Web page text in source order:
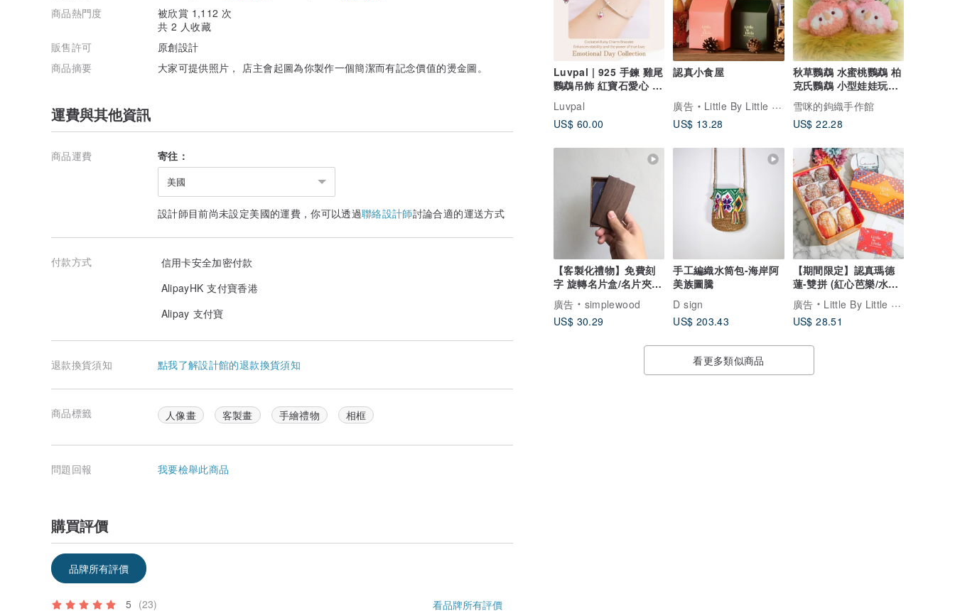
Luvpal | 925 手鍊 雞尾
鸚鵡吊飾 紅寶石愛心 |
Emotional Day - Love
Luvpal
US$ 60.00
認真小食屋
廣告
Little By Little 精緻樂食
US$ 13.28
秋草鸚鵡 水蜜桃鸚鵡 柏
克氏鸚鵡 小型娃娃玩偶
&圓圓體型 寵物鳥
雪咪的鉤織手作館
US$ 22.28
【客製化禮物】免費刻
字 旋轉名片盒/名片夾/
卡夾 胡桃木 似顏繪
廣告
simplewood
US$ 30.29
手工編織水筒包-海岸阿
美族圖騰
D sign
US$ 203.43
【期間限定】認真瑪德
蓮-雙拼 (紅心芭樂/水蜜
桃) - 8入
廣告
Little By Little 精緻樂食
US$ 28.51
看更多類似商品
商品熱門度
被欣賞 1,112 次
共 2 人收藏
販售許可
原創設計
商品摘要
大家可提供照片， 店主會起圖為你製作一個簡潔而有記念價值的燙金圖。
運費與其他資訊
商品運費 寄往：
美國
設計師目前尚未設定美國的運費，你可以透過聯絡設計師討論合適的運送方式
付款方式
信用卡安全加密付款
AlipayHK 支付寶香港
Alipay 支付寶
退款換貨須知 點我了解設計館的退款換貨須知
商品標籤 人像畫 客製畫 手繪禮物 相框
問題回報 我要檢舉此商品
購買評價
品牌所有評價
5 (23) 看品牌所有評價